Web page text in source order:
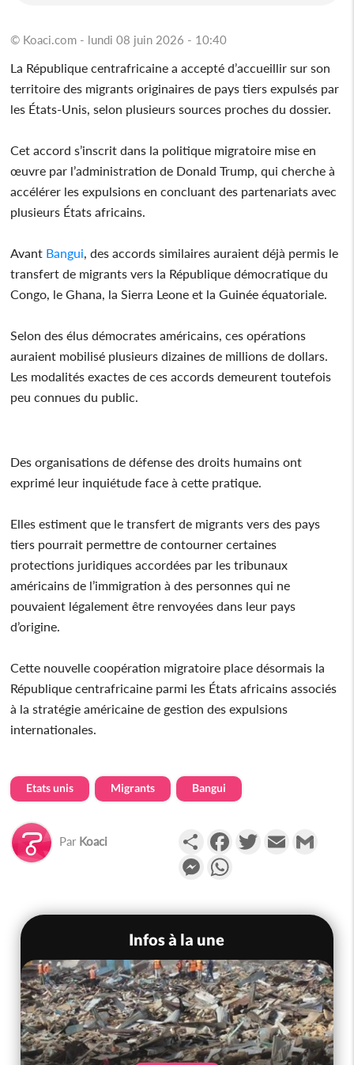
© Koaci.com - lundi 08 juin 2026 - 10:40
La République centrafricaine a accepté d’accueillir sur son
territoire des migrants originaires de pays tiers expulsés par
les États-Unis, selon plusieurs sources proches du dossier.
Cet accord s’inscrit dans la politique migratoire mise en
œuvre par l’administration de Donald Trump, qui cherche à
accélérer les expulsions en concluant des partenariats avec
plusieurs États africains.
Avant Bangui , des accords similaires auraient déjà permis le
transfert de migrants vers la République démocratique du
Congo, le Ghana, la Sierra Leone et la Guinée équatoriale.
Selon des élus démocrates américains, ces opérations
auraient mobilisé plusieurs dizaines de millions de dollars.
Les modalités exactes de ces accords demeurent toutefois
peu connues du public.
Des organisations de défense des droits humains ont
exprimé leur inquiétude face à cette pratique.
Elles estiment que le transfert de migrants vers des pays
tiers pourrait permettre de contourner certaines
protections juridiques accordées par les tribunaux
américains de l’immigration à des personnes qui ne
pouvaient légalement être renvoyées dans leur pays
d’origine.
Cette nouvelle coopération migratoire place désormais la
République centrafricaine parmi les États africains associés
à la stratégie américaine de gestion des expulsions
internationales.
Etats unis Migrants Bangui
Par Koaci PartagerFacebookTwitterEmail
Messenger
Infos à la une